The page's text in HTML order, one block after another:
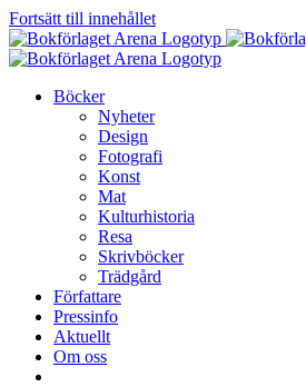
Fortsätt till innehållet
Böcker
Nyheter
Design
Fotografi
Konst
Mat
Kulturhistoria
Resa
Skrivböcker
Trädgård
Författare
Pressinfo
Aktuellt
Om oss